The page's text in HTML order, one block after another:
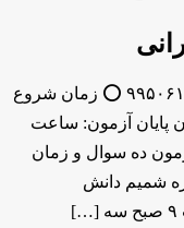
👈 آزمون مجدد دوم دوره شمیم دانش ۹۹۵۰۶۱۴۶ ⭕️ زمان شروع
۳۰ دی ⭕️ زمان پایان آزمون: ساعت
آزمون ده سوال و زمان
دوره شمیم دانش